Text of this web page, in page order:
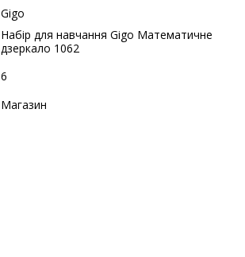
Gigo
Набір для навчання Gigo Математичне
дзеркало 1062
6
Магазин